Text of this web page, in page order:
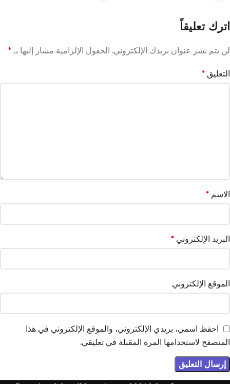
اترك تعليقاً
لن يتم نشر عنوان بريدك الإلكتروني. الحقول الإلزامية مشار إليها بـ *
التعليق *
الاسم *
البريد الإلكتروني *
الموقع الإلكتروني
احفظ اسمي، بريدي الإلكتروني، والموقع الإلكتروني في هذا
المتصفح لاستخدامها المرة المقبلة في تعليقي.